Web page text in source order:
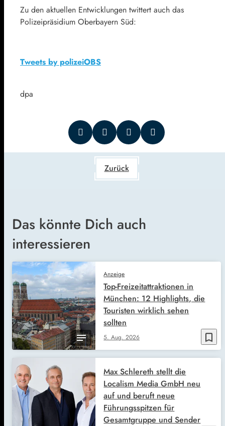
Zu den aktuellen Entwicklungen twittert auch das
Polizeipräsidium Oberbayern Süd:
Tweets by polizeiOBS
dpa
Zurück
Das könnte Dich auch
interessieren
bookmark_border
Anzeige
5. Aug. 2026
Top-Freizeitattraktionen in
München: 12 Highlights, die
Touristen wirklich sehen
sollten
Max Schlereth stellt die
Localism Media GmbH neu
auf und beruft neue
Führungsspitzen für
Gesamtgruppe und Sender